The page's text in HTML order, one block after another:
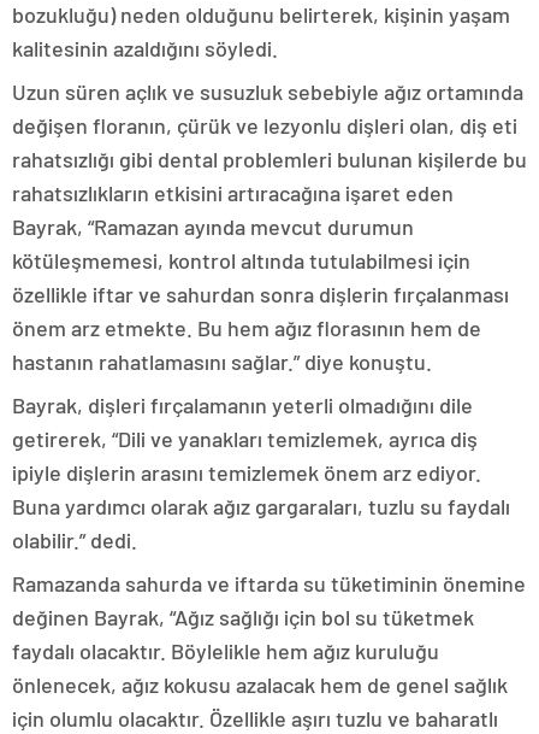
bozukluğu) neden olduğunu belirterek, kişinin yaşam
kalitesinin azaldığını söyledi.
Uzun süren açlık ve susuzluk sebebiyle ağız ortamında
değişen floranın, çürük ve lezyonlu dişleri olan, diş eti
rahatsızlığı gibi dental problemleri bulunan kişilerde bu
rahatsızlıkların etkisini artıracağına işaret eden
Bayrak, “Ramazan ayında mevcut durumun
kötüleşmemesi, kontrol altında tutulabilmesi için
özellikle iftar ve sahurdan sonra dişlerin fırçalanması
önem arz etmekte. Bu hem ağız florasının hem de
hastanın rahatlamasını sağlar.” diye konuştu.
Bayrak, dişleri fırçalamanın yeterli olmadığını dile
getirerek, “Dili ve yanakları temizlemek, ayrıca diş
ipiyle dişlerin arasını temizlemek önem arz ediyor.
Buna yardımcı olarak ağız gargaraları, tuzlu su faydalı
olabilir.” dedi.
Ramazanda sahurda ve iftarda su tüketiminin önemine
değinen Bayrak, “Ağız sağlığı için bol su tüketmek
faydalı olacaktır. Böylelikle hem ağız kuruluğu
önlenecek, ağız kokusu azalacak hem de genel sağlık
için olumlu olacaktır. Özellikle aşırı tuzlu ve baharatlı